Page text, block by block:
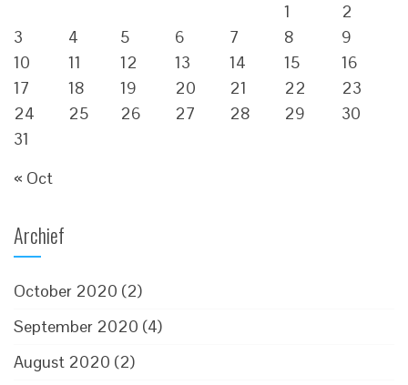
1
2
3
4 5 6 7 8
9
10
11 12 13 14 15
16
17
18 19 20 21 22
23
24
25 26 27 28 29
30
31
« Oct
Archief
October 2020 (2)
September 2020 (4)
August 2020 (2)